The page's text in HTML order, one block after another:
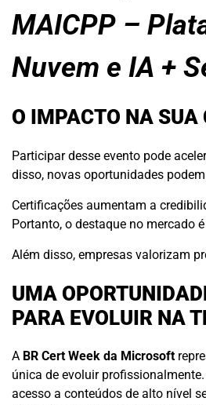
MAICPP –
Nuvem e IA +
O IMPACTO NA SUA
Participar desse evento pode
disso, novas oportunidades
Certificações aumentam a
Portanto, o destaque no mercado
Além disso, empresas valorizam
UMA
PARA EVOLUIR NA
A BR Cert Week da Microsoft
única de evoluir
acesso a conteúdos de alto nível